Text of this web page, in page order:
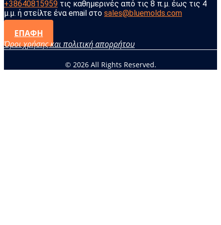
+38640815959 τις καθημερινές από τις 8 π.μ. έως τις 4
μ.μ. ή στείλτε ένα email στο sales@bluemolds.com
ΕΠΑΦΗ
Όροι χρήσης και πολιτική απορρήτου
© 2026 All Rights Reserved.